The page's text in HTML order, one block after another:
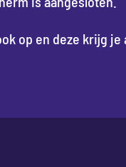
op en deze krijg